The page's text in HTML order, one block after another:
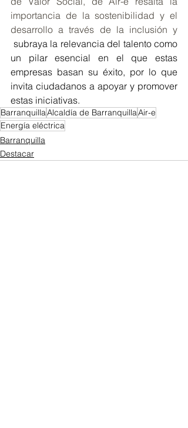
importancia de la sostenibilidad y el
subraya la relevancia del talento como
un pilar esencial en el que estas
empresas basan su éxito, por lo que
invita ciudadanos a apoyar y promover
estas iniciativas.
BarranquillaAlcaldía de BarranquillaAir-e
Energía eléctrica
Barranquilla
Destacar